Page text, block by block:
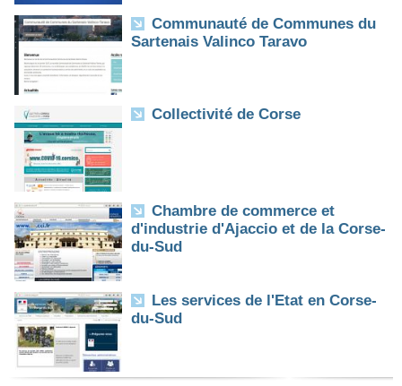
Communauté de Communes du
Sartenais Valinco Taravo
Collectivité de Corse
Chambre de commerce et
d'industrie d'Ajaccio et de la Corse-
du-Sud
Les services de l'Etat en Corse-
du-Sud